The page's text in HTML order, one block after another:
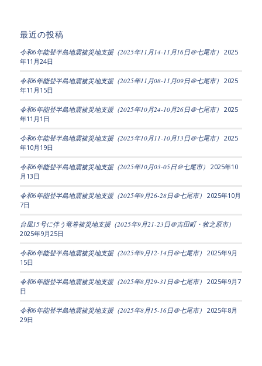
最近の投稿
令和6年能登半島地震被災地支援（2025年11月14-11月16日＠七尾市） 2025
年11月24日
令和6年能登半島地震被災地支援（2025年11月08-11月09日＠七尾市） 2025
年11月15日
令和6年能登半島地震被災地支援（2025年10月24-10月26日＠七尾市） 2025
年11月1日
令和6年能登半島地震被災地支援（2025年10月11-10月13日＠七尾市） 2025
年10月19日
令和6年能登半島地震被災地支援（2025年10月03-05日＠七尾市） 2025年10
月13日
令和6年能登半島地震被災地支援（2025年9月26-28日＠七尾市） 2025年10月
7日
台風15号に伴う竜巻被災地支援（2025年9月21-23日＠吉田町・牧之原市）
2025年9月25日
令和6年能登半島地震被災地支援（2025年9月12-14日＠七尾市） 2025年9月
15日
令和6年能登半島地震被災地支援（2025年8月29-31日＠七尾市） 2025年9月7
日
令和6年能登半島地震被災地支援（2025年8月15-16日＠七尾市） 2025年8月
29日